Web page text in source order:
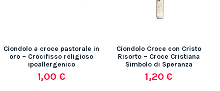
Ciondolo a croce pastorale in
oro – Crocifisso religioso
ipoallergenico
1,00 €
Ciondolo Croce con Cristo
Risorto – Croce Cristiana
Simbolo di Speranza
1,20 €